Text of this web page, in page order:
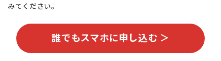
みてください。
誰でもスマホに申し込む ＞